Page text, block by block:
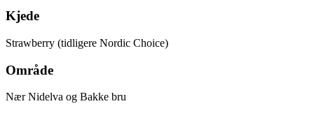
Kjede
Strawberry (tidligere Nordic Choice)
Område
Nær Nidelva og Bakke bru